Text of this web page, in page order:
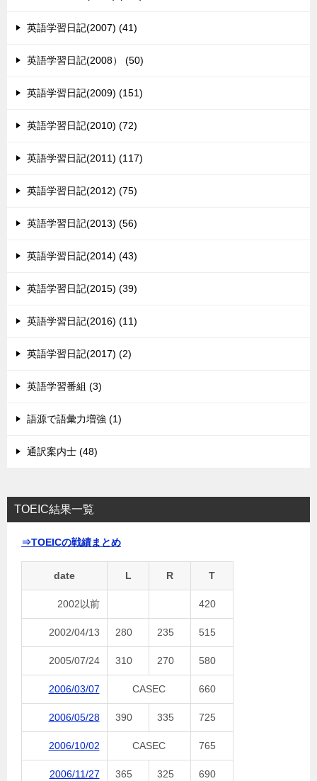
英語学習日記(2007) (41)
英語学習日記(2008） (50)
英語学習日記(2009) (151)
英語学習日記(2010) (72)
英語学習日記(2011) (117)
英語学習日記(2012) (75)
英語学習日記(2013) (56)
英語学習日記(2014) (43)
英語学習日記(2015) (39)
英語学習日記(2016) (11)
英語学習日記(2017) (2)
英語学習番組 (3)
語源で語彙力増強 (1)
通訳案内士 (48)
TOEIC結果一覧
⇒TOEICの戦績まとめ
date L R T
2002以前 420
2002/04/13 280 235 515
2005/07/24 310 270 580
2006/03/07 CASEC 660
2006/05/28 390 335 725
2006/10/02 CASEC 765
2006/11/27 365 325 690